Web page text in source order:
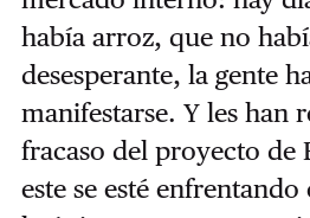
había arroz, que no
desesperante, la gente
manifestarse. Y les han
fracaso del proyecto de
este se esté